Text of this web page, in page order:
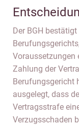
Der BGH
Voraussetzungen
Zahlung der
Berufungsgericht
ausgelegt, dass
Vertragsstrafe
Verzugsschaden